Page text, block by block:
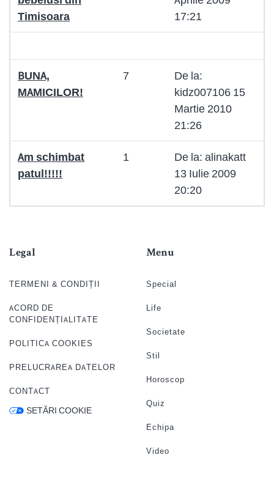
Timisoara
17:21
BUNA,
MAMICILOR!
7
De la:
kidz007106 15
Martie 2010
21:26
Am schimbat
patul!!!!!
1
De la: alinakatt
13 Iulie 2009
20:20
Legal
TERMENI & CONDIȚII
ACORD DE
CONFIDENȚIALITATE
POLITICA COOKIES
PRELUCRAREA DATELOR
CONTACT
SETĂRI COOKIE
Menu
Special
Life
Societate
Stil
Horoscop
Quiz
Echipa
Video